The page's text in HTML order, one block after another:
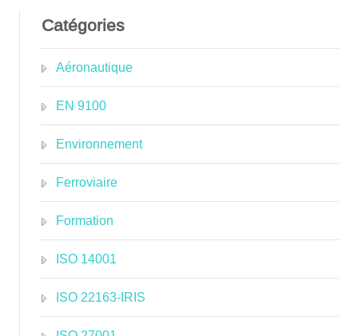
Catégories
Aéronautique
EN 9100
Environnement
Ferroviaire
Formation
ISO 14001
ISO 22163-IRIS